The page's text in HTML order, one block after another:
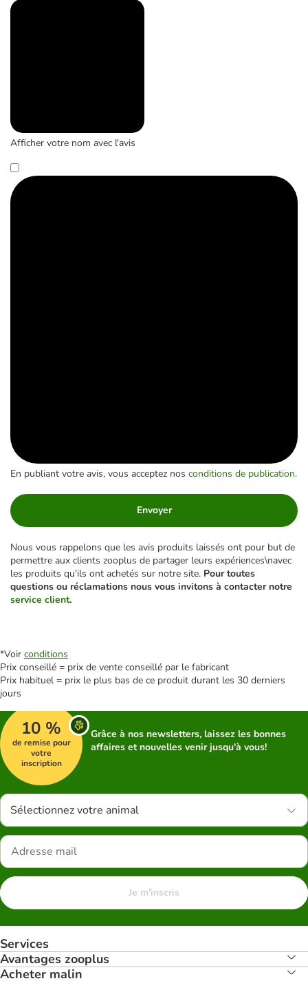
Afficher votre nom avec l'avis
En publiant votre avis, vous acceptez nos conditions de publication.
Envoyer
Nous vous rappelons que les avis produits laissés ont pour but de
permettre aux clients zooplus de partager leurs expériences\navec
les produits qu'ils ont achetés sur notre site. Pour toutes
questions ou réclamations nous vous invitons à contacter notre
service client.
*Voir conditions
Prix conseillé = prix de vente conseillé par le fabricant
Prix habituel = prix le plus bas de ce produit durant les 30 derniers
jours
10 %
de remise pour
votre
inscription
Grâce à nos newsletters, laissez les bonnes
affaires et nouvelles venir jusqu'à vous!
Sélectionnez votre animal
Je m'inscris
Services
Avantages zooplus
Acheter malin